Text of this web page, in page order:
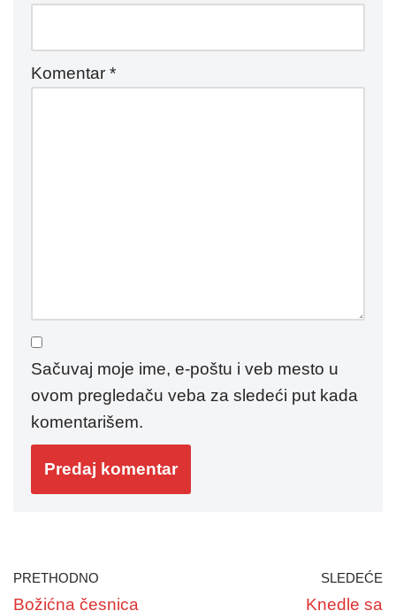
Komentar *
Sačuvaj moje ime, e-poštu i veb mesto u
ovom pregledaču veba za sledeći put kada
komentarišem.
PRETHODNO
Božićna česnica
SLEDEĆE
Knedle sa